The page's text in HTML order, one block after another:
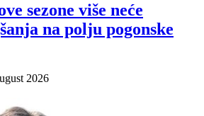
sezone više neće
na polju pogonske
2026